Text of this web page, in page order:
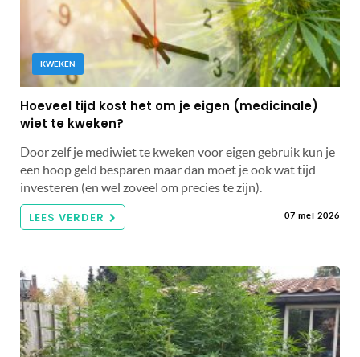
KWEKEN
Hoeveel tijd kost het om je eigen (medicinale)
wiet te kweken?
Door zelf je mediwiet te kweken voor eigen gebruik kun je
een hoop geld besparen maar dan moet je ook wat tijd
investeren (en wel zoveel om precies te zijn).
LEES VERDER 07 mei 2026